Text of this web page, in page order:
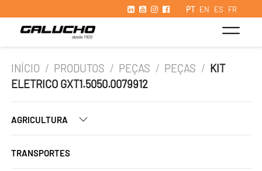
PT EN ES FR
INÍCIO / PRODUTOS / PEÇAS / PEÇAS / KIT
ELETRICO GXT1.5050.0079912
AGRICULTURA
TRANSPORTES